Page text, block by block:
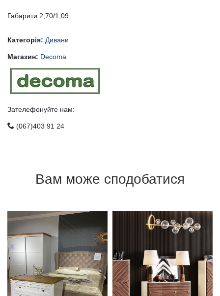
Габарити 2,70/1,09
Категорія: Дивани
Магазин: Decoma
Зателефонуйте нам:
(067)403 91 24
Вам може сподобатися